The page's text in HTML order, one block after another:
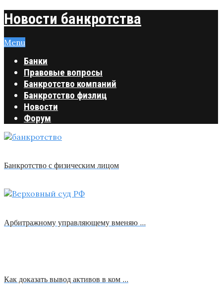
Новости банкротства
Menu
Банки
Правовые вопросы
Банкротство компаний
Банкротство физлиц
Новости
Форум
Банкротство с физическим лицом
Арбитражному управляющему вменяю …
Как доказать вывод активов в ком …